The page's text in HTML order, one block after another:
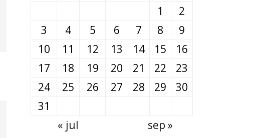
1
2
3
4 5 6 7 8
9
10
11 12 13 14 15
16
17
18 19 20 21 22
23
24
25 26 27 28 29
30
31
« jul
sep »